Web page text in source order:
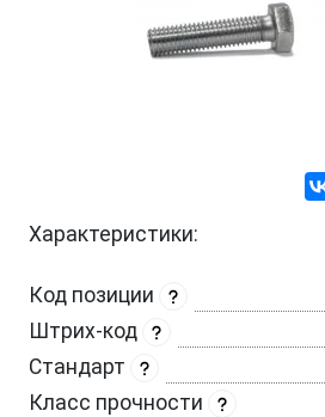
Характеристики:
Код позиции
Штрих-код
Стандарт
Класс прочности